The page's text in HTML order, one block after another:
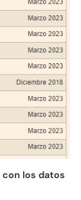
con los datos